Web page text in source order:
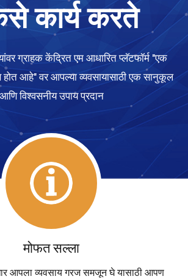
कार्य करते
ग्राहक केंद्रित एम आधारित प्लॅटफॉर्म "एक
होत आहे" वर आपल्या व्यवसायासाठी एक सानुकूल
आणि विश्वसनीय उपाय प्रदान
मोफत सल्ला
आपला व्यवसाय गरज समजून घे यासाठी आपण